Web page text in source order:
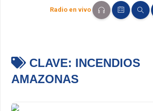
Radio en vivo
CLAVE: INCENDIOS
AMAZONAS